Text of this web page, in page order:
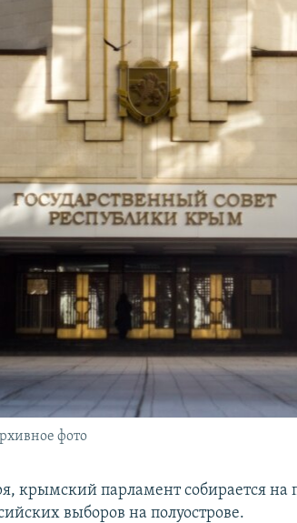
фото
крымский парламент собирается на
выборов на полуострове.